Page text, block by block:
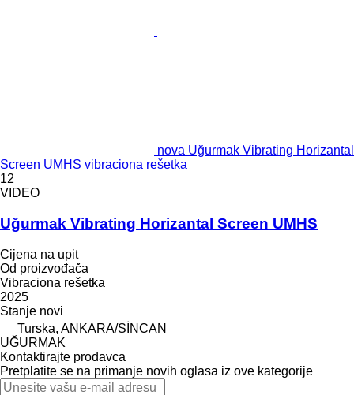
nova Uğurmak Vibrating Horizantal
Screen UMHS vibraciona rešetka
12
VIDEO
Uğurmak Vibrating Horizantal Screen UMHS
Cijena na upit
Od proizvođača
Vibraciona rešetka
2025
Stanje novi
Turska, ANKARA/SİNCAN
UĞURMAK
Kontaktirajte prodavca
Pretplatite se na primanje novih oglasa iz ove kategorije